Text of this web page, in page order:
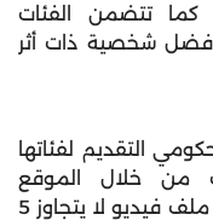
تتضمن الفئات
"أفضل شخصية ذات أثر
التقديم لفئاتها
من خلال الموقع
، وإدراج ملف فيديو لا يتجاوز 5